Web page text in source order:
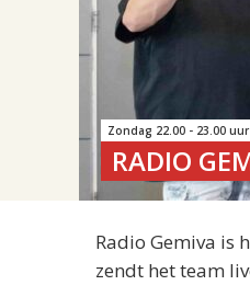
Zondag 22.00 - 23.00 uur
RADIO
Radio Gemiva is
zendt het team